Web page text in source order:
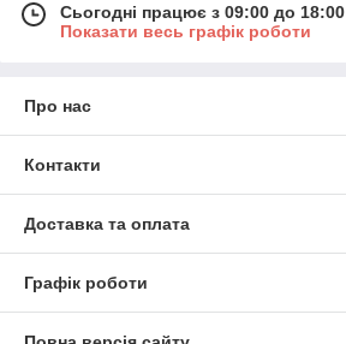
Сьогодні працює з 09:00 до 18:00
Показати весь графік роботи
Про нас
Контакти
Доставка та оплата
Графік роботи